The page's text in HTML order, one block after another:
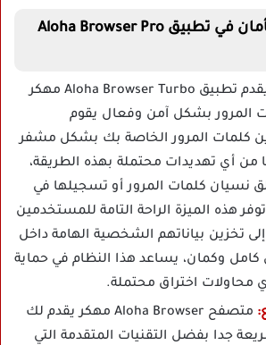
تصفح الإنترنت بأمان في تطبيق Aloha Browser Pro
يقدم تطبيق Aloha Browser Turbo مهكر
المرور بشكل آمن وفعال يقوم
كلمات المرور الخاصة بك بشكل مشفر
من أي تهديدات محتملة بهذه الطريقة،
نسيان كلمات المرور أو تسجيلها في
هذه الميزة الراحة التامة للمستخدمين
تخزين بياناتهم الشخصية الهامة داخل
كامل وكمان، يساعد هذا النظام في حماية
محاولات اختراق محتملة.
متصفح Aloha Browser مهكر يقدم لك
جدا بفضل التقنيات المتقدمة التي